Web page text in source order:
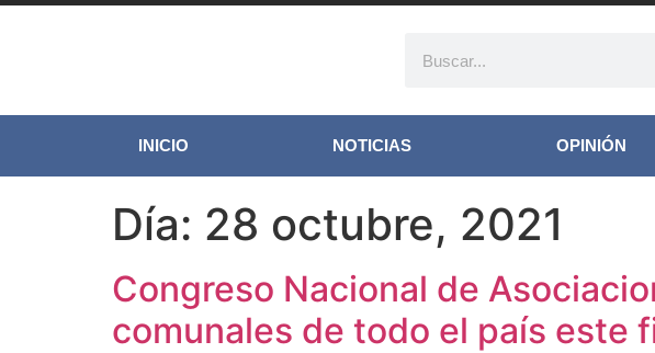
INICIO NOTICIAS OPINIÓN
Día: 28 octubre, 2021
Congreso Nacional de
comunales de todo el país este